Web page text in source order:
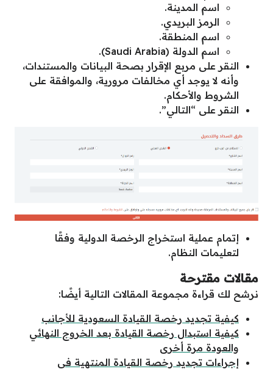
اسم المدينة.
الرمز البريدي.
اسم المنطقة.
اسم الدولة (Saudi Arabia).
النقر على مربع الإقرار بصحة البيانات والمستندات،
وأنه لا يوجد أي مخالفات مرورية، والموافقة على
الشروط والأحكام.
النقر على “التالي”.
إتمام عملية استخراج الرخصة الدولية وفقًا
لتعليمات النظام.
مقالات مقترحة
نرشح لك قراءة مجموعة المقالات التالية أيضًا:
كيفية تجديد رخصة القيادة السعودية للأجانب
كيفية استبدال رخصة القيادة بعد الخروج النهائي
والعودة مرة أخرى
إجراءات تجديد رخصة القيادة المنتهية في